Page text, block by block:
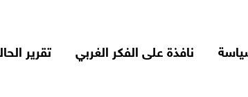
نافذة على الفكر الغربي تقرير